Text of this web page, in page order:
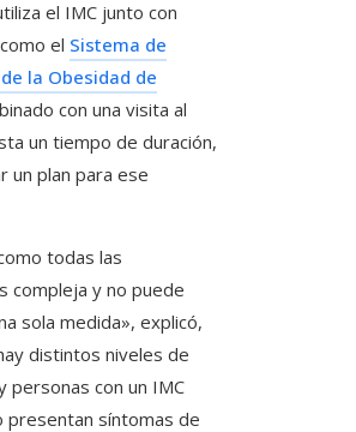
el IMC junto con
el Sistema de
la Obesidad de
con una visita al
un tiempo de duración,
un plan para ese
todas las
compleja y no puede
sola medida», explicó,
distintos niveles de
personas con un IMC
presentan síntomas de